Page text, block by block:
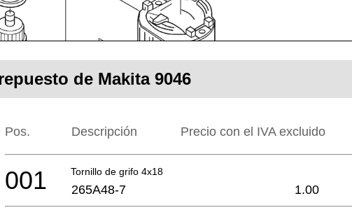
de Makita 9046
Pos. Descripción Precio con el IVA excluido
Tornillo de grifo 4x18
001 265A48-7 1.00